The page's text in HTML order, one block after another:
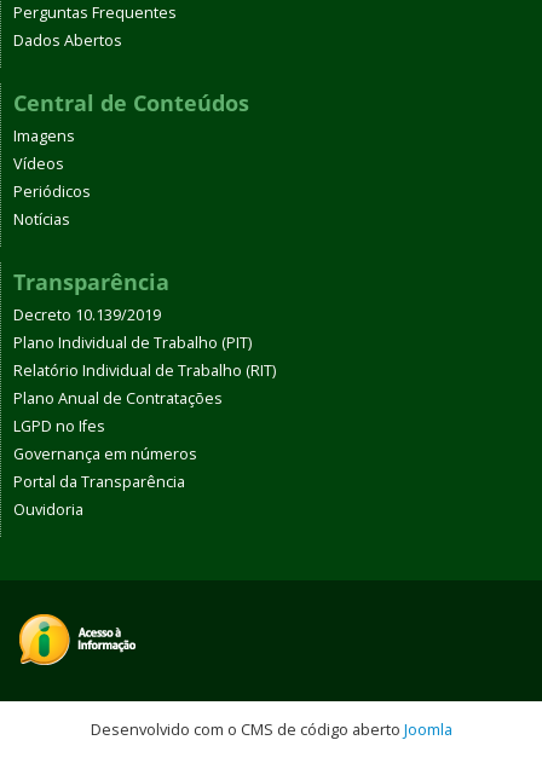
Perguntas Frequentes
Dados Abertos
Central de Conteúdos
Imagens
Vídeos
Periódicos
Notícias
Transparência
Decreto 10.139/2019
Plano Individual de Trabalho (PIT)
Relatório Individual de Trabalho (RIT)
Plano Anual de Contratações
LGPD no Ifes
Governança em números
Portal da Transparência
Ouvidoria
Desenvolvido com o CMS de código aberto Joomla